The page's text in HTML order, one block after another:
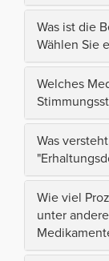
Was ist die
Wählen Sie
Welches
Was
Wie viel
unter